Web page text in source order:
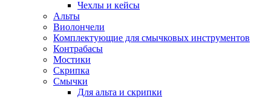
Чехлы и кейсы
Альты
Виолончели
Комплектующие для смычковых инструментов
Контрабасы
Мостики
Скрипка
Смычки
Для альта и скрипки